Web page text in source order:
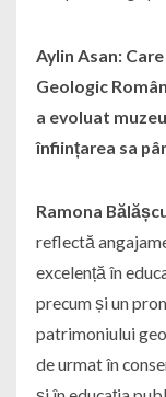
Aylin Asan:
Geologic
a evoluat
înființarea sa
Ramona
reflectă
excelență în
precum și un
patrimoniului
de urmat în